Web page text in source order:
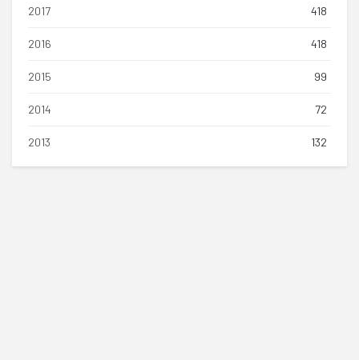
2017 418
2016 418
2015 99
2014 72
2013 132